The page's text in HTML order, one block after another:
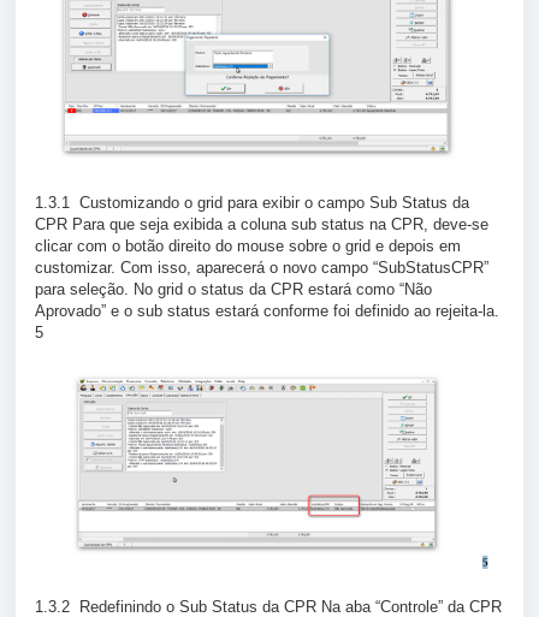
1.3.1 Customizando o grid para exibir o campo Sub Status da
CPR Para que seja exibida a coluna sub status na CPR, deve-se
clicar com o botão direito do mouse sobre o grid e depois em
customizar. Com isso, aparecerá o novo campo “SubStatusCPR”
para seleção. No grid o status da CPR estará como “Não
Aprovado” e o sub status estará conforme foi definido ao rejeita-la.
5
1.3.2 Redefinindo o Sub Status da CPR Na aba “Controle” da CPR